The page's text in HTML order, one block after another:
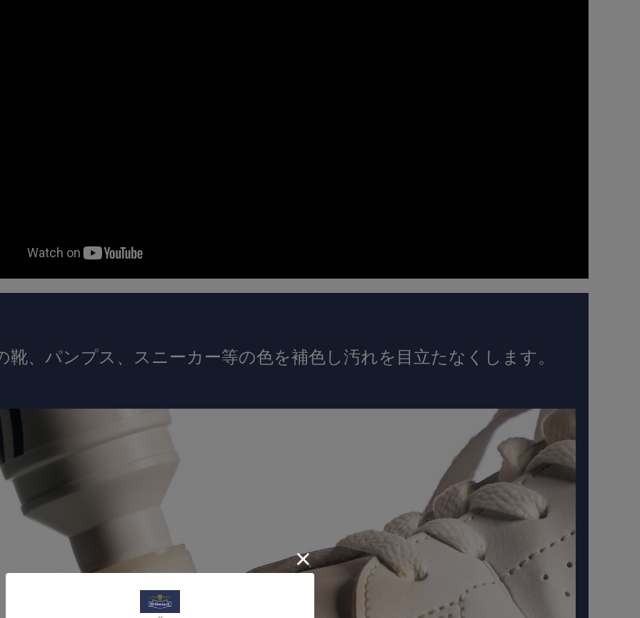
靴、パンプス、スニーカー等の色を補色し汚れを目立たなくします。